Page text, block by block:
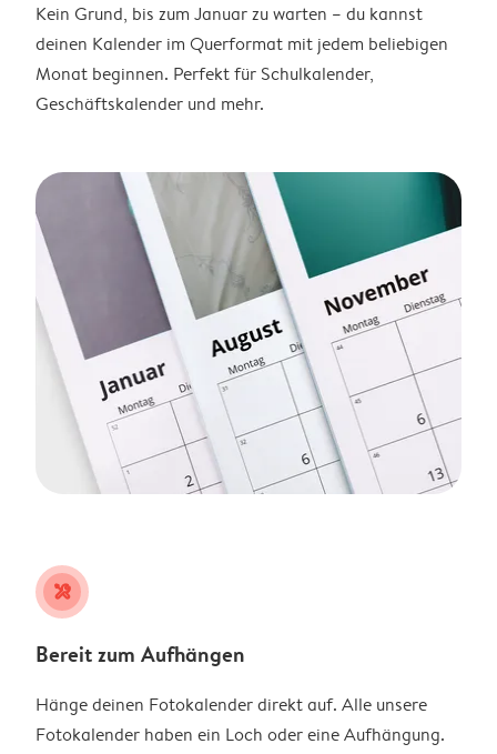
Kein Grund, bis zum Januar zu warten – du kannst
deinen Kalender im Querformat mit jedem beliebigen
Monat beginnen. Perfekt für Schulkalender,
Geschäftskalender und mehr.
tools
Bereit zum Aufhängen
Hänge deinen Fotokalender direkt auf. Alle unsere
Fotokalender haben ein Loch oder eine Aufhängung.